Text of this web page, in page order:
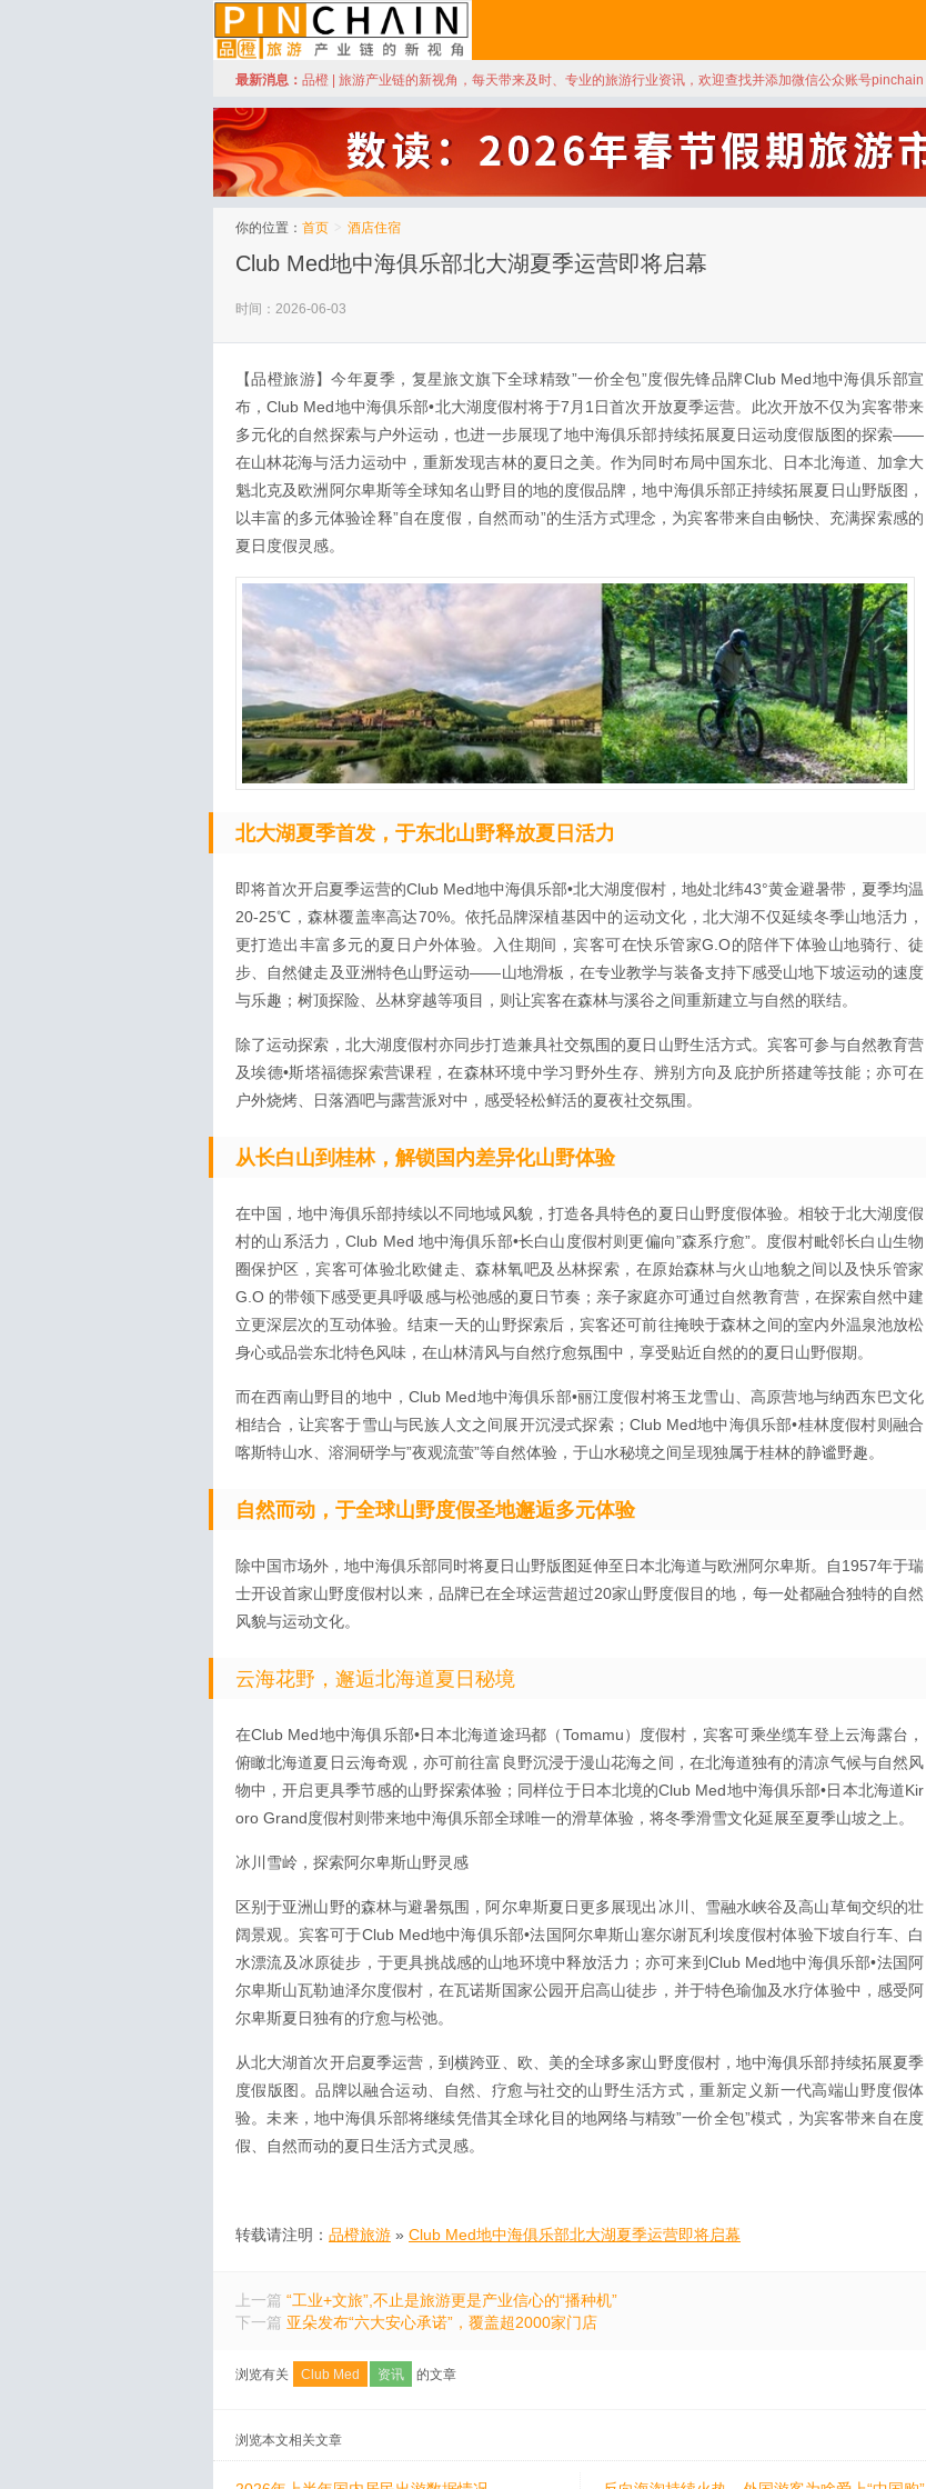
品橙旅游
最新消息： 品橙 | 旅游产业链的新视角，每天带来及时、专业的旅游行业资讯，欢迎查找并添加微信公众账号pinchain
你的位置： 首页 > 酒店住宿
Club Med地中海俱乐部北大湖夏季运营即将启幕
时间：2026-06-03
【品橙旅游】今年夏季，复星旅文旗下全球精致”一价全包”度假先锋品牌Club Med地中海俱乐部宣
布，Club Med地中海俱乐部•北大湖度假村将于7月1日首次开放夏季运营。此次开放不仅为宾客带来
多元化的自然探索与户外运动，也进一步展现了地中海俱乐部持续拓展夏日运动度假版图的探索——
在山林花海与活力运动中，重新发现吉林的夏日之美。作为同时布局中国东北、日本北海道、加拿大
魁北克及欧洲阿尔卑斯等全球知名山野目的地的度假品牌，地中海俱乐部正持续拓展夏日山野版图，
以丰富的多元体验诠释”自在度假，自然而动”的生活方式理念，为宾客带来自由畅快、充满探索感的
夏日度假灵感。
北大湖夏季首发，于东北山野释放夏日活力
即将首次开启夏季运营的Club Med地中海俱乐部•北大湖度假村，地处北纬43°黄金避暑带，夏季均温
20-25℃，森林覆盖率高达70%。依托品牌深植基因中的运动文化，北大湖不仅延续冬季山地活力，
更打造出丰富多元的夏日户外体验。入住期间，宾客可在快乐管家G.O的陪伴下体验山地骑行、徒
步、自然健走及亚洲特色山野运动——山地滑板，在专业教学与装备支持下感受山地下坡运动的速度
与乐趣；树顶探险、丛林穿越等项目，则让宾客在森林与溪谷之间重新建立与自然的联结。
除了运动探索，北大湖度假村亦同步打造兼具社交氛围的夏日山野生活方式。宾客可参与自然教育营
及埃德•斯塔福德探索营课程，在森林环境中学习野外生存、辨别方向及庇护所搭建等技能；亦可在
户外烧烤、日落酒吧与露营派对中，感受轻松鲜活的夏夜社交氛围。
从长白山到桂林，解锁国内差异化山野体验
在中国，地中海俱乐部持续以不同地域风貌，打造各具特色的夏日山野度假体验。相较于北大湖度假
村的山系活力，Club Med 地中海俱乐部•长白山度假村则更偏向”森系疗愈”。度假村毗邻长白山生物
圈保护区，宾客可体验北欧健走、森林氧吧及丛林探索，在原始森林与火山地貌之间以及快乐管家
G.O 的带领下感受更具呼吸感与松弛感的夏日节奏；亲子家庭亦可通过自然教育营，在探索自然中建
立更深层次的互动体验。结束一天的山野探索后，宾客还可前往掩映于森林之间的室内外温泉池放松
身心或品尝东北特色风味，在山林清风与自然疗愈氛围中，享受贴近自然的的夏日山野假期。
而在西南山野目的地中，Club Med地中海俱乐部•丽江度假村将玉龙雪山、高原营地与纳西东巴文化
相结合，让宾客于雪山与民族人文之间展开沉浸式探索；Club Med地中海俱乐部•桂林度假村则融合
喀斯特山水、溶洞研学与”夜观流萤”等自然体验，于山水秘境之间呈现独属于桂林的静谧野趣。
自然而动，于全球山野度假圣地邂逅多元体验
除中国市场外，地中海俱乐部同时将夏日山野版图延伸至日本北海道与欧洲阿尔卑斯。自1957年于瑞
士开设首家山野度假村以来，品牌已在全球运营超过20家山野度假目的地，每一处都融合独特的自然
风貌与运动文化。
云海花野，邂逅北海道夏日秘境
在Club Med地中海俱乐部•日本北海道途玛都（Tomamu）度假村，宾客可乘坐缆车登上云海露台，
俯瞰北海道夏日云海奇观，亦可前往富良野沉浸于漫山花海之间，在北海道独有的清凉气候与自然风
物中，开启更具季节感的山野探索体验；同样位于日本北境的Club Med地中海俱乐部•日本北海道Kir
oro Grand度假村则带来地中海俱乐部全球唯一的滑草体验，将冬季滑雪文化延展至夏季山坡之上。
冰川雪岭，探索阿尔卑斯山野灵感
区别于亚洲山野的森林与避暑氛围，阿尔卑斯夏日更多展现出冰川、雪融水峡谷及高山草甸交织的壮
阔景观。宾客可于Club Med地中海俱乐部•法国阿尔卑斯山塞尔谢瓦利埃度假村体验下坡自行车、白
水漂流及冰原徒步，于更具挑战感的山地环境中释放活力；亦可来到Club Med地中海俱乐部•法国阿
尔卑斯山瓦勒迪泽尔度假村，在瓦诺斯国家公园开启高山徒步，并于特色瑜伽及水疗体验中，感受阿
尔卑斯夏日独有的疗愈与松弛。
从北大湖首次开启夏季运营，到横跨亚、欧、美的全球多家山野度假村，地中海俱乐部持续拓展夏季
度假版图。品牌以融合运动、自然、疗愈与社交的山野生活方式，重新定义新一代高端山野度假体
验。未来，地中海俱乐部将继续凭借其全球化目的地网络与精致”一价全包”模式，为宾客带来自在度
假、自然而动的夏日生活方式灵感。
转载请注明： 品橙旅游 » Club Med地中海俱乐部北大湖夏季运营即将启幕
上一篇 “工业+文旅”,不止是旅游更是产业信心的“播种机”
下一篇 亚朵发布“六大安心承诺”，覆盖超2000家门店
浏览有关 Club Med 资讯 的文章
浏览本文相关文章